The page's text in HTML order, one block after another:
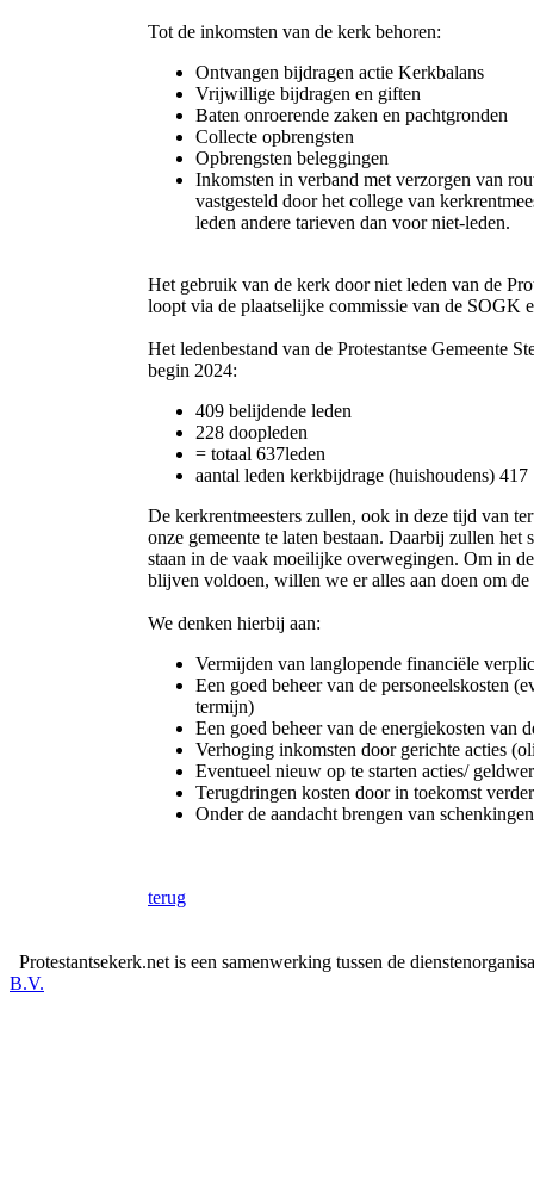
Tot de inkomsten van de kerk behoren:
Ontvangen bijdragen actie Kerkbalans
Vrijwillige bijdragen en giften
Baten onroerende zaken en pachtgronden
Collecte opbrengsten
Opbrengsten beleggingen
Inkomsten in verband met verzorgen van
vastgesteld door het college van
leden andere tarieven dan voor niet-leden.
Het gebruik van de kerk door niet leden van de
loopt via de plaatselijke commissie van de SOGK
Het ledenbestand van de Protestantse Gemeente
begin 2024:
409 belijdende leden
228 doopleden
= totaal 637leden
aantal leden kerkbijdrage (huishoudens) 417
De kerkrentmeesters zullen, ook in deze tijd van
onze gemeente te laten bestaan. Daarbij zullen
staan in de vaak moeilijke overwegingen. Om in
blijven voldoen, willen we er alles aan doen om
We denken hierbij aan:
Vermijden van langlopende financiële
Een goed beheer van de personeelskosten
termijn)
Een goed beheer van de energiekosten van
Verhoging inkomsten door gerichte acties
Eventueel nieuw op te starten acties/
Terugdringen kosten door in toekomst
Onder de aandacht brengen van
terug
Protestantsekerk.net is een samenwerking tussen de
B.V.